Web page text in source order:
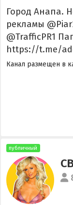
Город Анапа.
рекламы
@TrafficPR1
https://t.me/
Канал размещен в
публичный